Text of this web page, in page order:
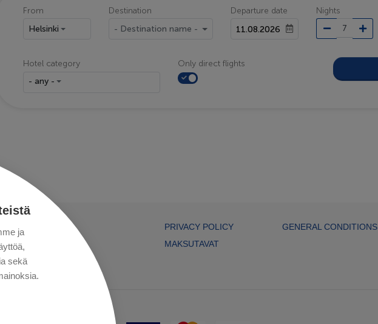
ja
sekä
From
Helsinki
Destination
- Destination name -
Departure date Nights
Hotel category
- any -
Only direct flights
PRIVACY POLICY
MAKSUTAVAT
GENERAL CONDITIONS